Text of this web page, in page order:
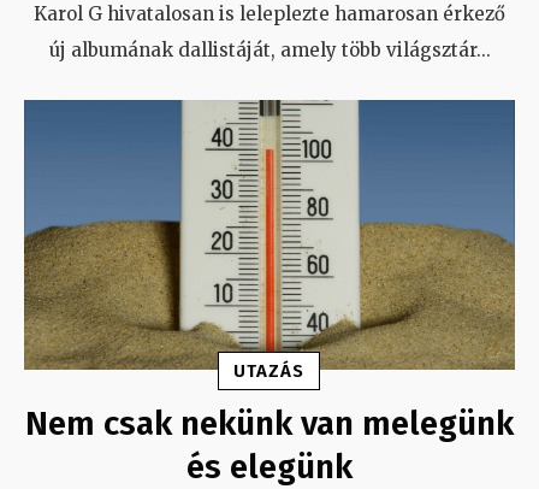
Karol G hivatalosan is leleplezte hamarosan érkező
új albumának dallistáját, amely több világsztár...
UTAZÁS
Nem csak nekünk van melegünk
és elegünk